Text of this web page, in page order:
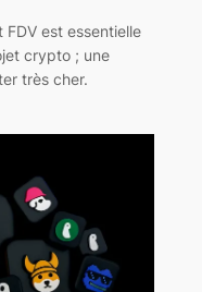
est essentielle
crypto ; une
très cher.